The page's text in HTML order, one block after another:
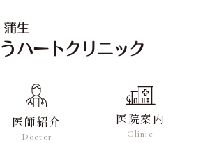
医師紹介
Doctor
医院案内
Clinic